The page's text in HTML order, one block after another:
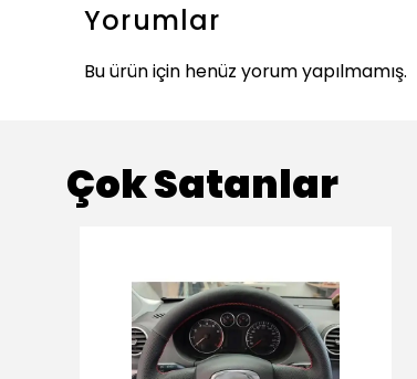
Yorumlar
Bu ürün için henüz yorum yapılmamış.
Çok Satanlar